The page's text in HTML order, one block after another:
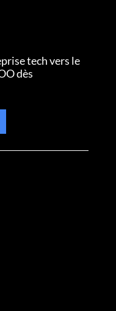
tech vers le
dès